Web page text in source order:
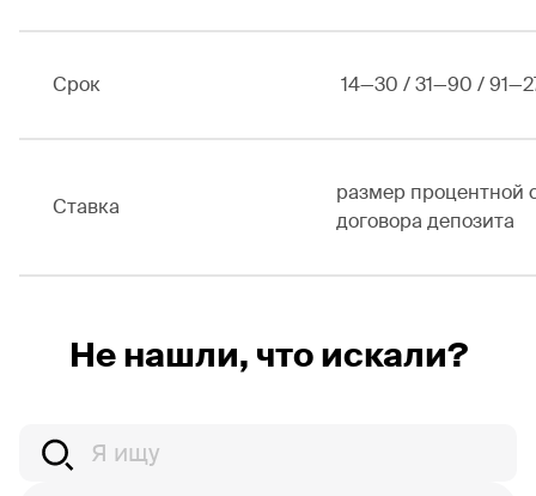
Срок 14—30 / 31—90 /
Ставка
размер процентной
договора депозита
Не нашли, что искали?